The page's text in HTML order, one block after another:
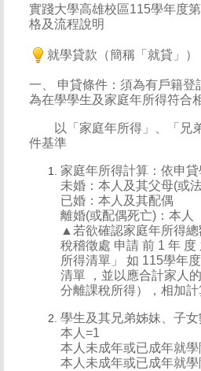
實踐大學高雄校區115學年度
格及流程說明
就學貸款（簡稱「就貸」）
一、 申貸條件：須為有戶籍登
為在學學生及家庭年所得符合
以「家庭年所得」、「兄
件基準
家庭年所得計算：依申
未婚：本人及其父母(或
已婚：本人及其配偶
離婚(或配偶死亡)：本人
▲若欲確認家庭年所得
稅稽徵處 申請 前 1 年
所得清單」 如 115學年
清單 ，並以應合計家人
分離課稅所得），相加計
學生及其兄弟姊妹、子
本人=1
本人未成年或已成年就
本人未成年或已成年就